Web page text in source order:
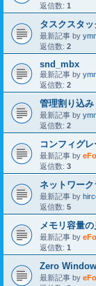
返信数: 1
タスクスタ
最新記事 by
返信数: 2
snd_mbx
最新記事 by
返信数: 2
管理割り込み
最新記事 by
返信数: 2
コンフィグ
最新記事 by
返信数: 3
ネットワー
最新記事 by
返信数: 5
メモリ容量
最新記事 by
返信数: 1
Zero
最新記事 by